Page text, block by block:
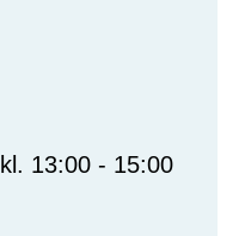
13:00 - 15:00